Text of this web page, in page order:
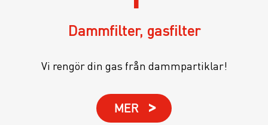
Dammfilter, gasfilter
Vi rengör din gas från dammpartiklar!
MER